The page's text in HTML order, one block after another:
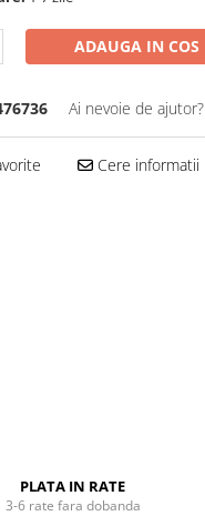
ADAUGA IN COS
Ai nevoie de ajutor?
Cere informatii
PLATA IN RATE
3-6 rate fara dobanda